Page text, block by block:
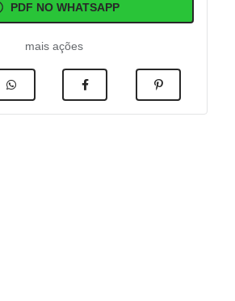
PDF NO WHATSAPP
mais ações